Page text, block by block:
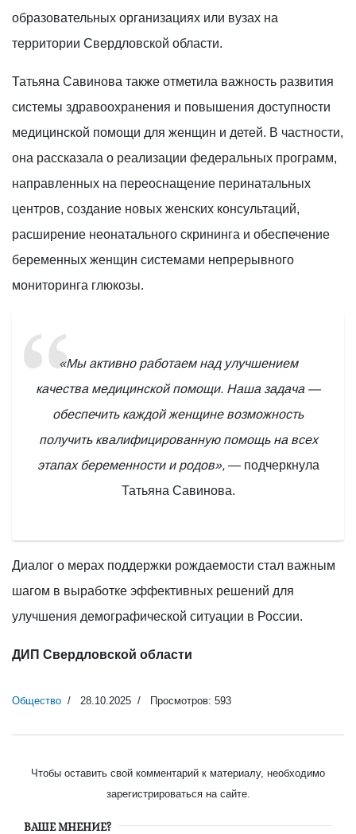
образовательных организациях или вузах на
территории Свердловской области.
Татьяна Савинова также отметила важность развития
системы здравоохранения и повышения доступности
медицинской помощи для женщин и детей. В частности,
она рассказала о реализации федеральных программ,
направленных на переоснащение перинатальных
центров, создание новых женских консультаций,
расширение неонатального скрининга и обеспечение
беременных женщин системами непрерывного
мониторинга глюкозы.
«Мы активно работаем над улучшением
качества медицинской помощи. Наша задача —
обеспечить каждой женщине возможность
получить квалифицированную помощь на всех
этапах беременности и родов», — подчеркнула
Татьяна Савинова.
Диалог о мерах поддержки рождаемости стал важным
шагом в выработке эффективных решений для
улучшения демографической ситуации в России.
ДИП Свердловской области
Общество 28.10.2025 Просмотров: 593
Чтобы оставить свой комментарий к материалу, необходимо
зарегистрироваться на сайте.
ВАШЕ МНЕНИЕ?